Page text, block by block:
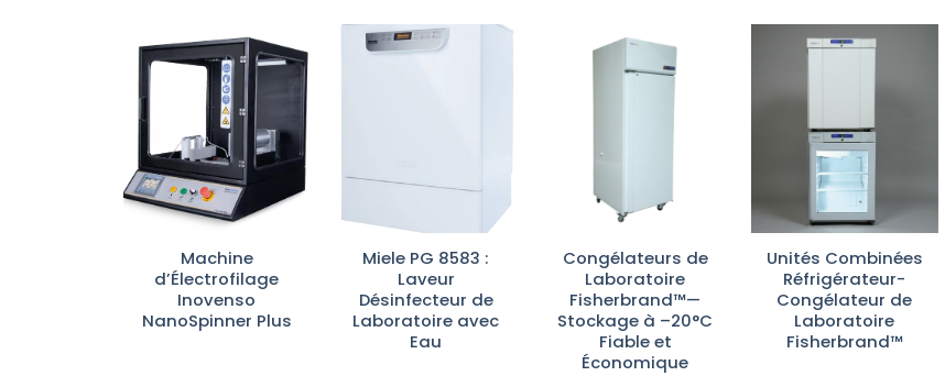
Ajouter
à la liste
d’envies
Machine
d’Électrofilage
Inovenso
NanoSpinner Plus
Miele PG 8583 :
Laveur
Désinfecteur de
Laboratoire avec
Eau
Congélateurs de
Laboratoire
Fisherbrand™—
Stockage à –20°C
Fiable et
Économique
Ajouter
à la liste
Unités Combinées
Réfrigérateur-
Congélateur de
Laboratoire
Fisherbrand™